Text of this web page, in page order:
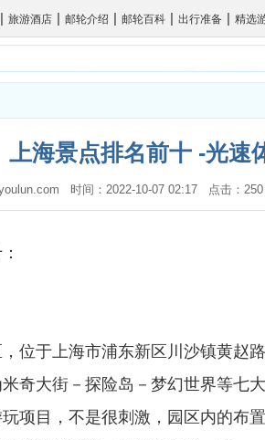
| 旅游酒店 | 邮轮介绍 | 邮轮百科 | 出行准备 | 精选
上海景点排名前十 -光速
时间：2022-10-07 02:17 点击：
位于上海市浦东新区川沙镇黄赵
奇大街－探险岛－梦幻世界等七
项目，不是很刺激，园区内的布